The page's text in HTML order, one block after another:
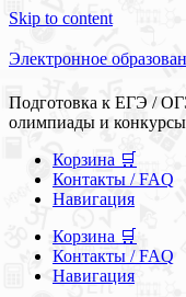
Skip to content
Электронное
Подготовка к ЕГЭ /
олимпиады и конкурсы
Корзина 🛒
Контакты / FAQ
Навигация
Корзина 🛒
Контакты / FAQ
Навигация